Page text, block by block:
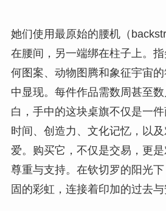
她们使用最原始的腰机（
在腰间，另一端绑在柱子上。
何图案、动物图腾和象征宇宙
中显现。每件作品需数周甚至
白，手中的这块桌旗不仅是一
时间、创造力、文化记忆，以
爱。购买它，不仅是交易，更
尊重与支持。在钦切罗的阳光
固的彩虹，连接着印加的过去与